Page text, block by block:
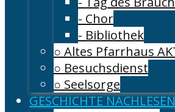
- Chor
- Bibliothek
○ Altes Pfarrhaus
○ Besuchsdienst
○ Seelsorge
GESCHICHTE NACHLESEN